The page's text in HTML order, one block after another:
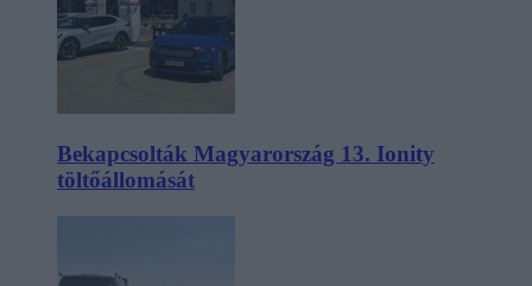
Bekapcsolták Magyarország 13. Ionity
töltőállomását